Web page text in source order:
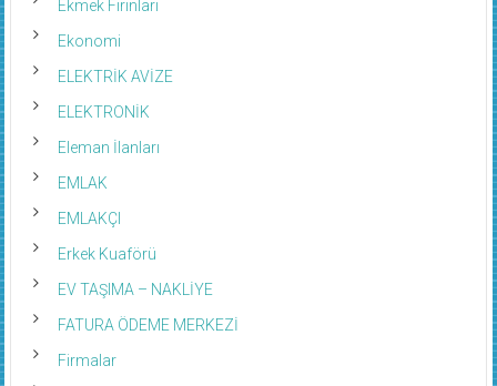
Ekmek Fırınları
Ekonomi
ELEKTRİK AVİZE
ELEKTRONİK
Eleman İlanları
EMLAK
EMLAKÇI
Erkek Kuaförü
EV TAŞIMA – NAKLİYE
FATURA ÖDEME MERKEZİ
Firmalar